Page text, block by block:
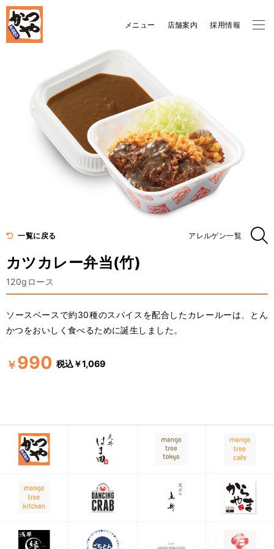
メニュー 店舗案内 採用情報
カツカレー弁当(竹)
120gロース
一覧に戻る
ソースベースで約30種のスパイスを配合したカレールーは、とん
かつをおいしく食べるために誕生しました。
￥990 税込￥1,069
アレルゲン一覧